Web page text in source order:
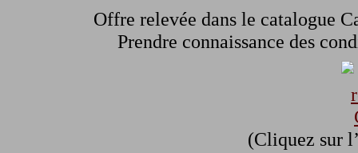
Offre relevée dans le catalogue
Prendre connaissance des
(Cliquez sur